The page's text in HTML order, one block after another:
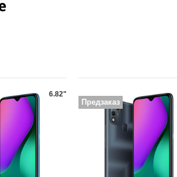
6.82"
Предзаказ